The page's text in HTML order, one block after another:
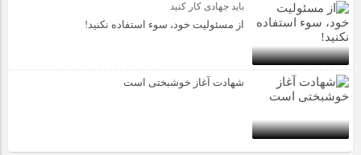
باید جهادی کار کنید
از مسئولیت خود، سوء استفاده نکنید!
شهادت آغاز خوشبختی است